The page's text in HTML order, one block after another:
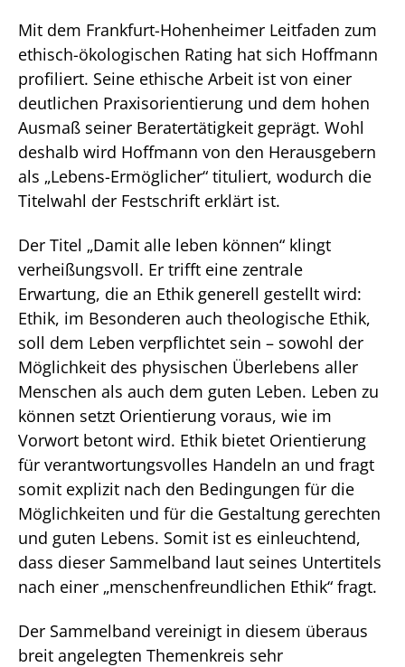
Mit dem Frankfurt-Hohenheimer Leitfaden zum
ethisch-ökologischen Rating hat sich Hoffmann
profiliert. Seine ethische Arbeit ist von einer
deutlichen Praxisorientierung und dem hohen
Ausmaß seiner Beratertätigkeit geprägt. Wohl
deshalb wird Hoffmann von den Herausgebern
als „Lebens-Ermöglicher“ tituliert, wodurch die
Titelwahl der Festschrift erklärt ist.
Der Titel „Damit alle leben können“ klingt
verheißungsvoll. Er trifft eine zentrale
Erwartung, die an Ethik generell gestellt wird:
Ethik, im Besonderen auch theologische Ethik,
soll dem Leben verpflichtet sein – sowohl der
Möglichkeit des physischen Überlebens aller
Menschen als auch dem guten Leben. Leben zu
können setzt Orientierung voraus, wie im
Vorwort betont wird. Ethik bietet Orientierung
für verantwortungsvolles Handeln an und fragt
somit explizit nach den Bedingungen für die
Möglichkeiten und für die Gestaltung gerechten
und guten Lebens. Somit ist es einleuchtend,
dass dieser Sammelband laut seines Untertitels
nach einer „menschenfreundlichen Ethik“ fragt.
Der Sammelband vereinigt in diesem überaus
breit angelegten Themenkreis sehr